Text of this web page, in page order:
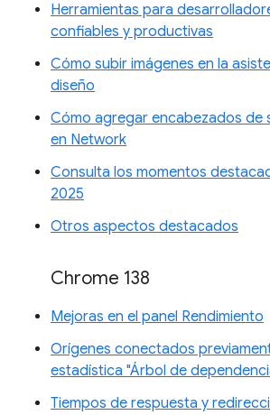
Herramientas para
confiables y productivas
Cómo subir imágenes en la
diseño
Cómo agregar encabezados de
en Network
Consulta los momentos
2025
Otros aspectos destacados
Chrome 138
Mejoras en el panel Rendimiento
Orígenes conectados
estadística "Árbol de
Tiempos de respuesta y